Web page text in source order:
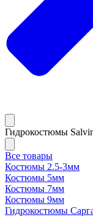
Гидрокостюмы
Все товары
Костюмы 2.5-3мм
Костюмы 5мм
Костюмы 7мм
Костюмы 9мм
Гидрокостюмы